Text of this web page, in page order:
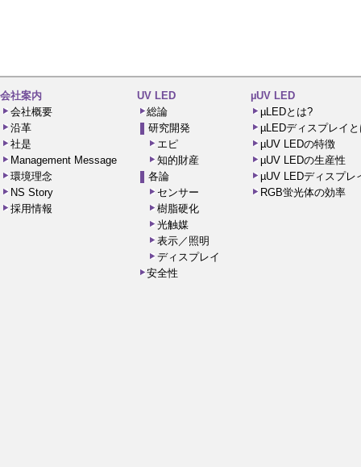
会社案内
会社概要
沿革
社是
Management Message
環境理念
NS Story
採用情報
UV LED
総論
研究開発
エピ
知的財産
各論
センサー
樹脂硬化
光触媒
表示／照明
ディスプレイ
安全性
µUV LED
µLEDとは?
µLEDディスプレイ
µUV LEDの特徴
µUV LEDの生産性
µUV LEDディスプレ
RGB蛍光体の効率